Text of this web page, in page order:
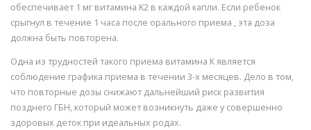
обеспечивает 1 мг витамина K2 в каждой капли. Если ребенок
срыгнул в течение 1 часа после орального приема , эта доза
должна быть повторена.
Одна из трудностей такого приема витамина К является
соблюдение графика приема в течении 3-х месяцев. Дело в том,
что повторные дозы снижают дальнейший риск развития
позднего ГБН, который может возникнуть даже у совершенно
здоровых деток при идеальных родах.